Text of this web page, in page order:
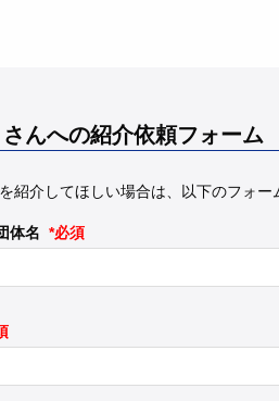
さんへの紹介依頼フォーム
紹介してほしい場合は、以下のフォー
体名 *必須